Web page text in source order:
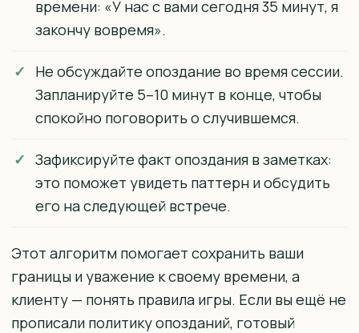
времени: «У нас с вами сегодня 35 минут, я
закончу вовремя».
Не обсуждайте опоздание во время сессии.
Запланируйте 5–10 минут в конце, чтобы
спокойно поговорить о случившемся.
Зафиксируйте факт опоздания в заметках:
это поможет увидеть паттерн и обсудить
его на следующей встрече.
Этот алгоритм помогает сохранить ваши
границы и уважение к своему времени, а
клиенту — понять правила игры. Если вы ещё не
прописали политику опозданий, готовый